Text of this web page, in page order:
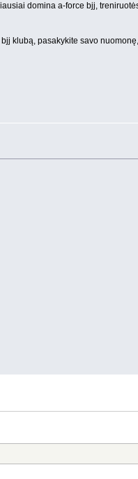
domina a-force bjj,
klubą, pasakykite savo